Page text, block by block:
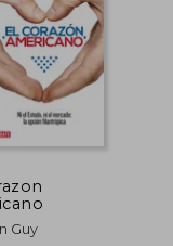
dcto. $
Guy